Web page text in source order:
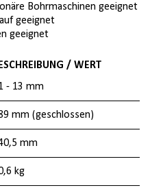
Bohrmaschinen geeignet
geeignet
geeignet
/ WERT
- 13 mm
mm (geschlossen)
mm
kg